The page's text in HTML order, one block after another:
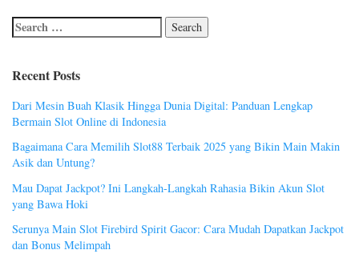
Recent Posts
Dari Mesin Buah Klasik Hingga Dunia Digital: Panduan Lengkap
Bermain Slot Online di Indonesia
Bagaimana Cara Memilih Slot88 Terbaik 2025 yang Bikin Main Makin
Asik dan Untung?
Mau Dapat Jackpot? Ini Langkah-Langkah Rahasia Bikin Akun Slot
yang Bawa Hoki
Serunya Main Slot Firebird Spirit Gacor: Cara Mudah Dapatkan Jackpot
dan Bonus Melimpah